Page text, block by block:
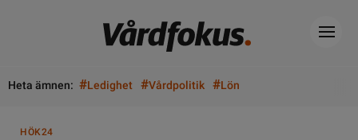
Heta ämnen: #Ledighet #Vårdpolitik #Lön
HÖK24